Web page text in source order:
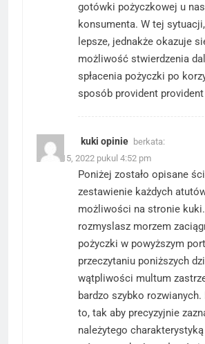
gotówki pożyczkowej u
konsumenta. W tej
lepsze, jednakże okazuje
możliwość stwierdzenia
spłacenia pożyczki po
sposób provident
kuki opinie berkata:
Maret 15, 2022 pukul 4:52 pm
Poniżej zostało opisane
zestawienie każdych
możliwości na stronie
rozmyslasz morzem
pożyczki w powyższym
przeczytaniu poniższych
wątpliwości multum
bardzo szybko
to, tak aby precyzyjnie
należytego charakterystyką